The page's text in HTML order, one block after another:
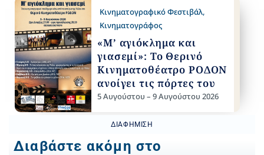
Κινηματογραφικό Φεστιβάλ,
Κινηματογράφος
«Μ’ αγιόκλημα και
γιασεμί»: Το Θερινό
Κινηματοθέατρο ΡΟΔΟΝ
ανοίγει τις πόρτες του
5 Αυγούστου – 9 Αυγούστου 2026
ΔΙΑΦΉΜΙΣΗ
Διαβάστε ακόμη στο